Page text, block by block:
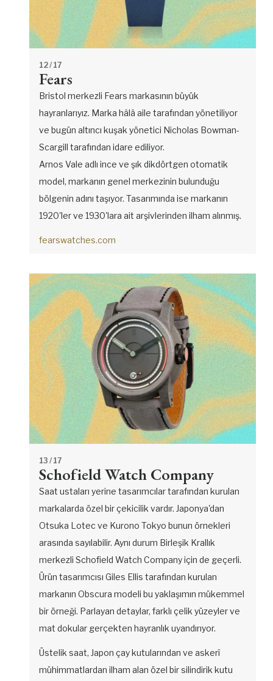
12/ 17
Fears
Bristol merkezli Fears markasının büyük
hayranlarıyız. Marka hâlâ aile tarafından yönetiliyor
ve bugün altıncı kuşak yönetici Nicholas Bowman-
Scargill tarafından idare ediliyor.
Arnos Vale adlı ince ve şık dikdörtgen otomatik
model, markanın genel merkezinin bulunduğu
bölgenin adını taşıyor. Tasarımında ise markanın
1920'ler ve 1930'lara ait arşivlerinden ilham alınmış.
fearswatches.com
13 / 17
Schofield Watch Company
Saat ustaları yerine tasarımcılar tarafından kurulan
markalarda özel bir çekicilik vardır. Japonya'dan
Otsuka Lotec ve Kurono Tokyo bunun örnekleri
arasında sayılabilir. Aynı durum Birleşik Krallık
merkezli Schofield Watch Company için de geçerli.
Ürün tasarımcısı Giles Ellis tarafından kurulan
markanın Obscura modeli bu yaklaşımın mükemmel
bir örneği. Parlayan detaylar, farklı çelik yüzeyler ve
mat dokular gerçekten hayranlık uyandırıyor.
Üstelik saat, Japon çay kutularından ve askerî
mühimmatlardan ilham alan özel bir silindirik kutu